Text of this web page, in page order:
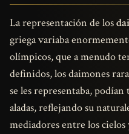
La representación de los
griega variaba
olímpicos, que a menudo
definidos, los daimones
se les representaba,
aladas, reflejando su
mediadores entre los